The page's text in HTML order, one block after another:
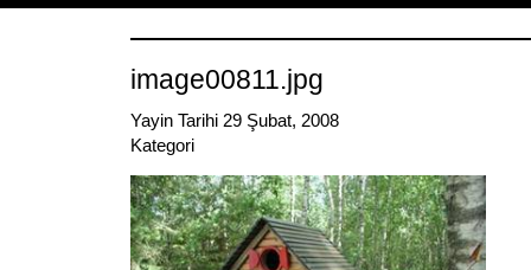
image00811.jpg
Yayin Tarihi 29 Şubat, 2008
Kategori